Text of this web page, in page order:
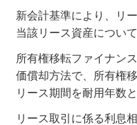
新会計基準により、リ
当該リース資産につい
所有権移転ファイナン
価償却方法で、所有権
リース期間を耐用年数
リース取引に係る利息